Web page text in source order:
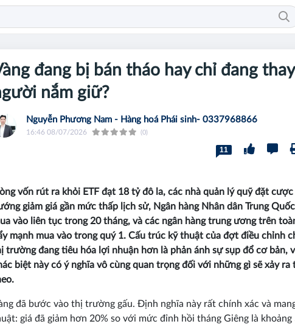
đang bị bán tháo hay chỉ đang
nắm giữ?
Nguyễn Phương Nam - Hàng hoá Phái sinh- 0337968866
16:46 08/07/2026 (0)
11
vốn rút ra khỏi ETF đạt 18 tỷ đô la, các nhà quản lý quỹ đặt cược
giảm giá gần mức thấp lịch sử, Ngân hàng Nhân dân Trung
vào liên tục trong 20 tháng, và các ngân hàng trung ương trên
mạnh mua vào trong quý 1. Cấu trúc kỹ thuật của đợt điều chỉnh
trường đang tiêu hóa lợi nhuận hơn là phản ánh sự sụp đổ cơ bản,
biệt này có ý nghĩa vô cùng quan trọng đối với những gì sẽ xảy ra
đã bước vào thị trường gấu. Định nghĩa này rất chính xác và
giá đã giảm hơn 20% so với mức đỉnh hồi tháng Giêng là khoảng